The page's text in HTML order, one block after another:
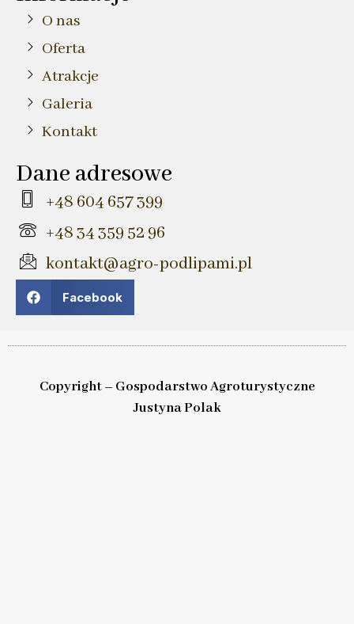
O nas
Oferta
Atrakcje
Galeria
Kontakt
Dane adresowe
+48 604 657 399
+48 34 359 52 96
kontakt@agro-podlipami.pl
Facebook
Copyright – Gospodarstwo Agroturystyczne
Justyna Polak